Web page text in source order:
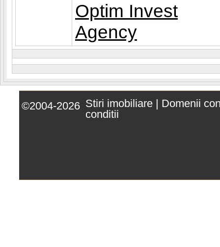
Optim Invest
Agency
©2004-2026 Stiri imobiliare | Domenii
conditii